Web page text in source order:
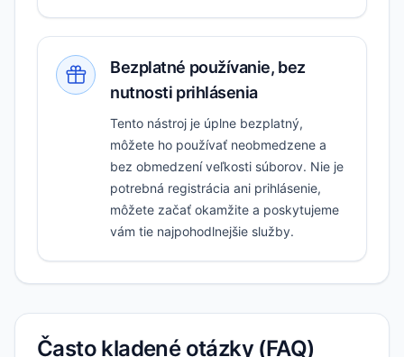
Bezplatné používanie, bez
nutnosti prihlásenia
Tento nástroj je úplne bezplatný,
môžete ho používať neobmedzene a
bez obmedzení veľkosti súborov. Nie je
potrebná registrácia ani prihlásenie,
môžete začať okamžite a poskytujeme
vám tie najpohodlnejšie služby.
Často kladené otázky (FAQ)